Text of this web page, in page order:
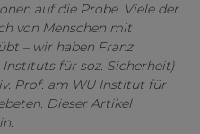
auf die Probe. Viele der
von Menschen mit
– wir haben Franz
für soz. Sicherheit)
Prof. am WU Institut für
Dieser Artikel